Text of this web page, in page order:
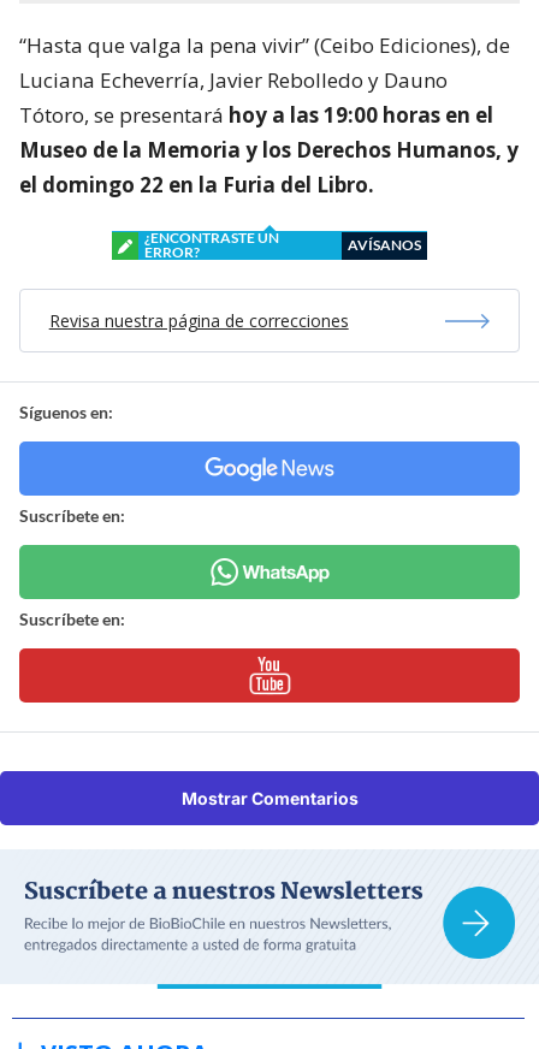
“Hasta que valga la pena vivir” (Ceibo Ediciones), de
Luciana Echeverría, Javier Rebolledo y Dauno
Tótoro, se presentará hoy a las 19:00 horas en el
Museo de la Memoria y los Derechos Humanos, y
el domingo 22 en la Furia del Libro.
¿ENCONTRASTE UN
ERROR?
AVÍSANOS
Revisa nuestra página de correcciones
Síguenos en:
Suscríbete en:
Suscríbete en:
Mostrar Comentarios